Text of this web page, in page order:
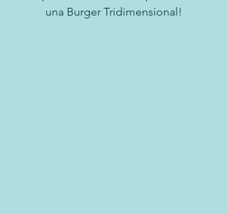
una Burger Tridimensional!